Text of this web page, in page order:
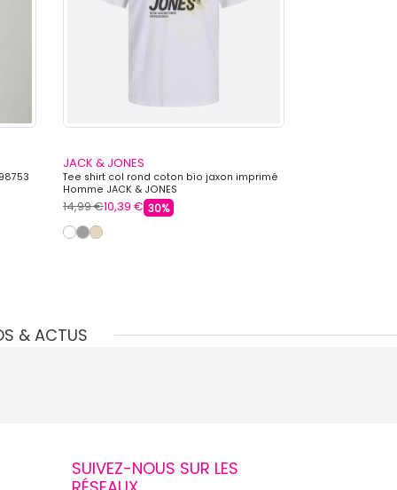
JACK & JONES
Tee shirt col rond coton bio jaxon imprimé
Homme JACK & JONES
14,99 €10,39 € 30%
& ACTUS
SUIVEZ-NOUS SUR LES